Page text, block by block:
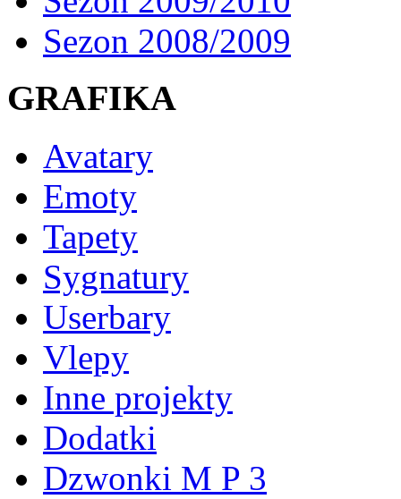
Sezon 2008/2009
GRAFIKA
Avatary
Emoty
Tapety
Sygnatury
Userbary
Vlepy
Inne projekty
Dodatki
Dzwonki M P 3